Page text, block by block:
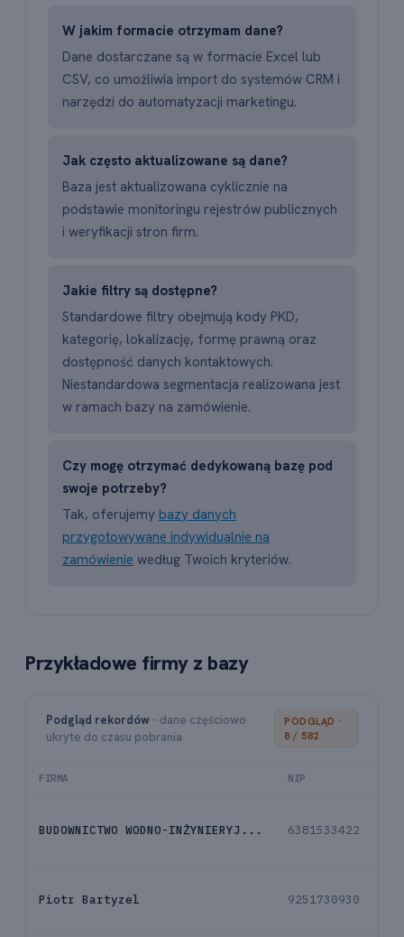
W jakim formacie otrzymam dane?
Dane dostarczane są w formacie Excel lub
CSV, co umożliwia import do systemów CRM i
narzędzi do automatyzacji marketingu.
Jak często aktualizowane są dane?
Baza jest aktualizowana cyklicznie na
podstawie monitoringu rejestrów publicznych
i weryfikacji stron firm.
Jakie filtry są dostępne?
Standardowe filtry obejmują kody PKD,
kategorię, lokalizację, formę prawną oraz
dostępność danych kontaktowych.
Niestandardowa segmentacja realizowana jest
w ramach bazy na zamówienie.
Czy mogę otrzymać dedykowaną bazę pod
swoje potrzeby?
Tak, oferujemy bazy danych
przygotowywane indywidualnie na
zamówienie według Twoich kryteriów.
Przykładowe firmy z bazy
Podgląd rekordów - dane częściowo
ukryte do czasu pobrania
PODGLĄD ·
8 / 582
FIRMA NIP
BUDOWNICTWO WODNO-INŻYNIERYJ... 6381533422
Piotr Bartyzel 9251730930